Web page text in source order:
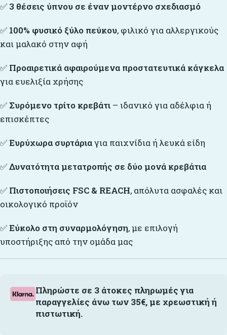
✅ 3 θέσεις ύπνου σε έναν μοντέρνο σχεδιασμό
✅ 100% φυσικό ξύλο πεύκου, φιλικό για αλλεργικούς
και μαλακό στην αφή
✅ Προαιρετικά αφαιρούμενα προστατευτικά κάγκελα
για ευελιξία χρήσης
✅ Συρόμενο τρίτο κρεβάτι – ιδανικό για αδέλφια ή
επισκέπτες
✅Ευρύχωρα συρτάριαγια παιχνίδια ή λευκά είδη
✅Δυνατότητα μετατροπής σε δύο μονά κρεβάτια
✅ Πιστοποιήσεις FSC & REACH, απόλυτα ασφαλές και
οικολογικό προϊόν
✅Εύκολο στη συναρμολόγηση, με επιλογή
υποστήριξης από την ομάδα μας
Πληρώστε σε 3 άτοκες πληρωμές για
παραγγελίες άνω των 35€, με χρεωστική ή
πιστωτική.